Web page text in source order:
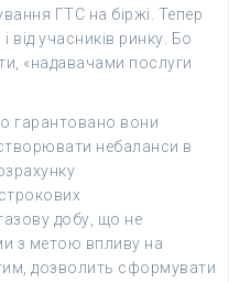
ГТС на біржі. Тепер
від учасників ринку. Бо
«надавачами послуги
гарантовано вони
небаланси в
добу, що не
з метою впливу на
дозволить сформувати